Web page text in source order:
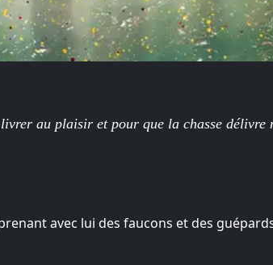
au plaisir et pour que la chasse délivre
avec lui des faucons et des